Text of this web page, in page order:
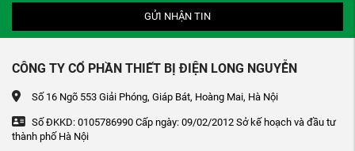
GỬI NHẬN TIN
CÔNG TY CỔ PHẦN THIẾT BỊ ĐIỆN LONG NGUYỄN
Số 16 Ngõ 553 Giải Phóng, Giáp Bát, Hoàng Mai, Hà Nội
Số ĐKKD: 0105786990 Cấp ngày: 09/02/2012 Sở kế hoạch và đầu tư
thành phố Hà Nội